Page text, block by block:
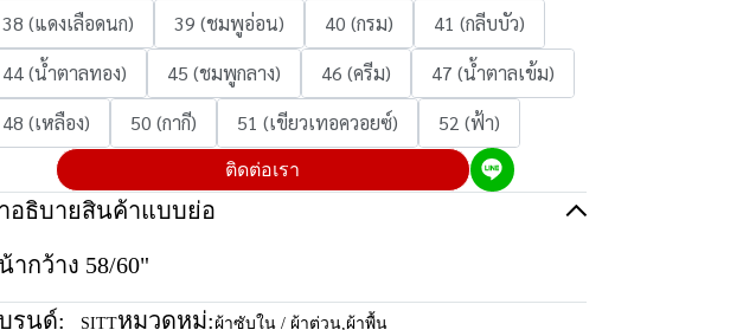
38 (แดงเลือดนก)
39 (ชมพูอ่อน) 40 (กรม)
41 (กลีบบัว)
44 (น้ำตาลทอง)
45 (ชมพูกลาง) 46 (ครีม)
47 (น้ำตาลเข้ม)
48 (เหลือง)
50 (กากี) 51 (เขียวเทอควอยซ์) 52 (ฟ้า)
ติดต่อเรา
อธิบายสินค้าแบบย่อ
ากว้าง 58/60"
รนด์: SITTหมวดหมู่: ผ้าซับใน / ผ้าต่วน,ผ้าพื้น